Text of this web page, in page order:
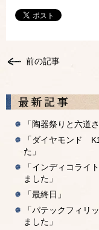
前の記事
「陶器祭りと六道さ
「ダイヤモンド
た」
「インディコラ
ました」
「最終日」
「パテックフィ
ました」